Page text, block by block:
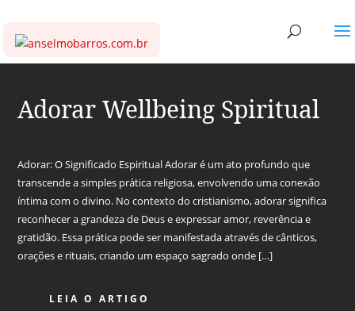
Adorar Wellbeing Spiritual
Adorar: O Significado Espiritual Adorar é um ato profundo que
transcende a simples prática religiosa, envolvendo uma conexão
íntima com o divino. No contexto do cristianismo, adorar significa
reconhecer a grandeza de Deus e expressar amor, reverência e
gratidão. Essa prática pode ser manifestada através de cânticos,
orações e rituais, criando um espaço sagrado onde […]
LEIA O ARTIGO